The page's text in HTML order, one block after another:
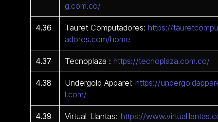
g.com.co/
4.36 Tauret Computadores:https://
adores.com/home
4.37 Tecnoplaza :https://tecnoplaza.com.co/
4.38 Undergold Apparel:https://
l.com/
4.39 Virtual Llantas:https://